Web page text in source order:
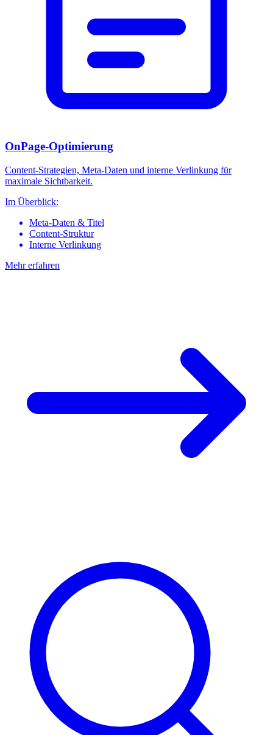
OnPage-Optimierung
Content-Strategien, Meta-Daten und interne Verlinkung für
maximale Sichtbarkeit.
Im Überblick:
Meta-Daten & Titel
Content-Struktur
Interne Verlinkung
Mehr erfahren